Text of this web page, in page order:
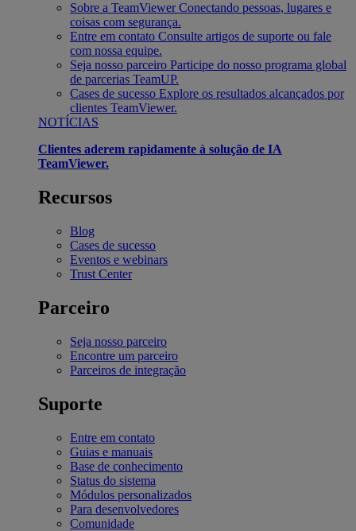
Sobre a TeamViewer Conectando pessoas, lugares e
coisas com segurança.
Entre em contato Consulte artigos de suporte ou fale
com nossa equipe.
Seja nosso parceiro Participe do nosso programa global
de parcerias TeamUP.
Cases de sucesso Explore os resultados alcançados por
clientes TeamViewer.
NOTÍCIAS
Clientes aderem rapidamente à solução de IA
TeamViewer.
Recursos
Blog
Cases de sucesso
Eventos e webinars
Trust Center
Parceiro
Seja nosso parceiro
Encontre um parceiro
Parceiros de integração
Suporte
Entre em contato
Guias e manuais
Base de conhecimento
Status do sistema
Módulos personalizados
Para desenvolvedores
Comunidade